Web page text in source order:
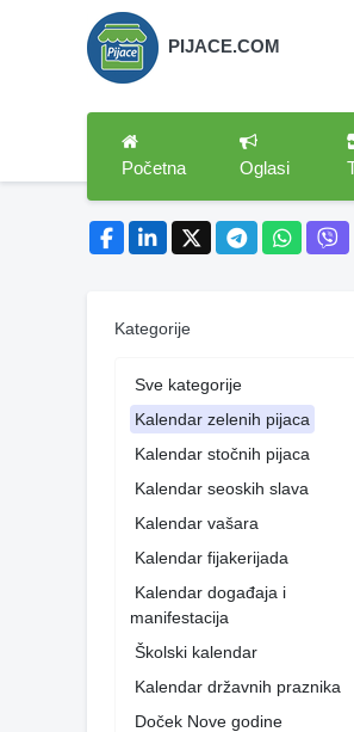
PIJACE.COM
Početna Oglasi
Kategorije
Sve kategorije
Kalendar zelenih pijaca
Kalendar stočnih pijaca
Kalendar seoskih slava
Kalendar vašara
Kalendar fijakerijada
Kalendar događaja i
manifestacija
Školski kalendar
Kalendar državnih praznika
Doček Nove godine